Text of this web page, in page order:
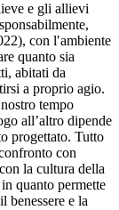
e gli allievi
con l′ambiente
quanto sia
abitati da
a proprio agio.
tempo
all’altro dipende
progettato. Tutto
con
la cultura della
quanto permette
benessere e la